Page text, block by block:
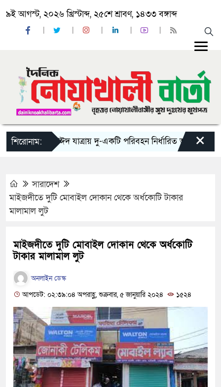
৯ই আগস্ট, ২০২৬ খ্রিস্টাব্দ, ২৫শে শ্রাবণ, ১৪৩৩ বঙ্গাব্দ
শিরোনাম:‘ঈদ যাত্রায় দু-একটি পরিবহন নির্ধারিত ভাড়ার চেয়েও কম
×
সারাদেশ
মাইজদীতে দুটি মোবাইল দোকান থেকে অর্ধকোটি টাকার
মালামাল লুট
মাইজদীতে দুটি মোবাইল দোকান থেকে অর্ধকোটি
টাকার মালামাল লুট
অনলাইন ডেস্ক
আপডেট: ০২:৩৯:০৪ অপরাহ্ণ, শুক্রবার, ৫ জানুয়ারি ২০২৪
১৫২৪